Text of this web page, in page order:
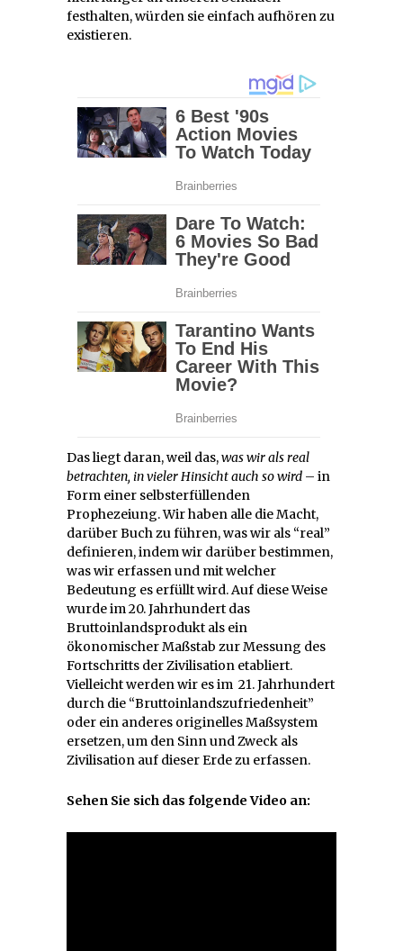
festhalten, würden sie einfach aufhören zu
existieren.
Das liegt daran, weil das,was wir als real
betrachten, in vieler Hinsicht auch so wird – in
Form einer selbsterfüllenden
Prophezeiung. Wir haben alle die Macht,
darüber Buch zu führen, was wir als “real”
definieren, indem wir darüber bestimmen,
was wir erfassen und mit welcher
Bedeutung es erfüllt wird. Auf diese Weise
wurde im 20. Jahrhundert das
Bruttoinlandsprodukt als ein
ökonomischer Maßstab zur Messung des
Fortschritts der Zivilisation etabliert.
Vielleicht werden wir es im 21. Jahrhundert
durch die “Bruttoinlandszufriedenheit”
oder ein anderes originelles Maßsystem
ersetzen, um den Sinn und Zweck als
Zivilisation auf dieser Erde zu erfassen.
Sehen Sie sich das folgende Video an: